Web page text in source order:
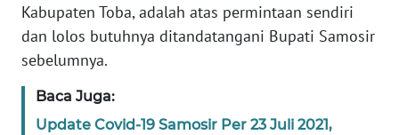
Kabupaten Toba, adalah atas permintaan sendiri
dan lolos butuhnya ditandatangani Bupati Samosir
sebelumnya.
Baca Juga:
Update Covid-19 Samosir Per 23 Juli 2021,
WN
JAMBI
SULTRA